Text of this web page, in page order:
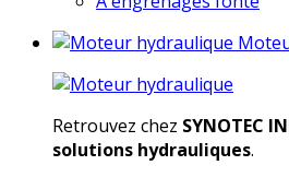
Retrouvez chez SYNOTEC
solutions hydrauliques.